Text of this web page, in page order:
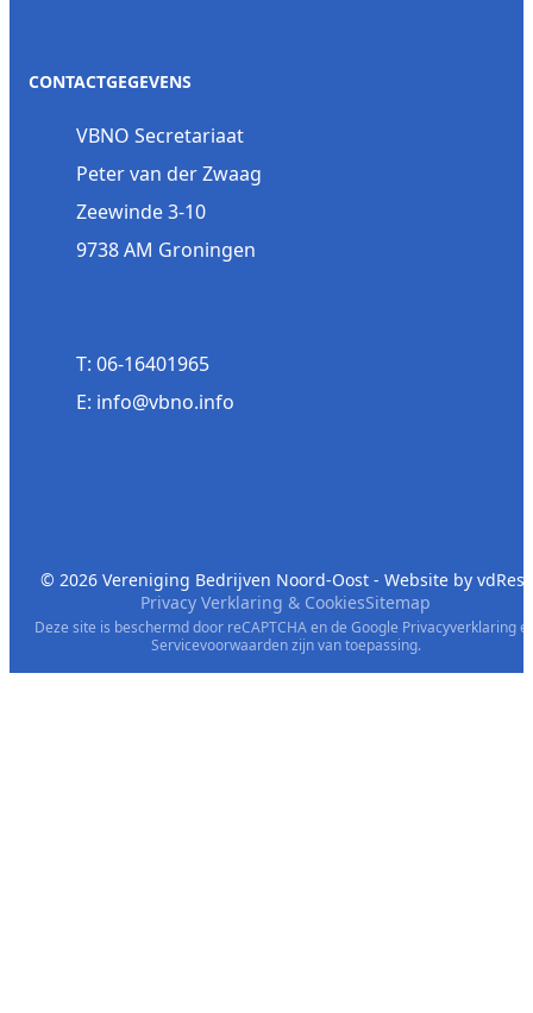
CONTACTGEGEVENS
VBNO Secretariaat
Peter van der Zwaag
Zeewinde 3-10
9738 AM Groningen
T: 06-16401965
E: info@vbno.info
© 2026 Vereniging Bedrijven Noord-Oost - Website by vdRest
Privacy Verklaring & CookiesSitemap
Deze site is beschermd door reCAPTCHA en de Google Privacyverklaring
Servicevoorwaardenzijn van toepassing.